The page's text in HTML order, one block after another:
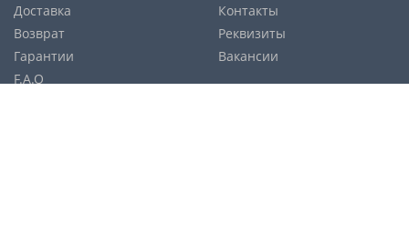
Доставка
Возврат
Гарантии
F.A.Q
Контакты
Реквизиты
Вакансии